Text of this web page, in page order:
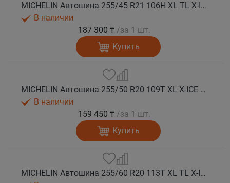
MICHELIN Автошина 255/45 R21 106H XL TL X-ICE SNOW SUV зима
В наличии
187 300 ₸ /за 1 шт.
Купить
MICHELIN Автошина 255/50 R20 109T XL X-ICE SNOW SUV зима
В наличии
159 450 ₸ /за 1 шт.
Купить
MICHELIN Автошина 255/60 R20 113T XL TL X-ICE SNOW SUV зима